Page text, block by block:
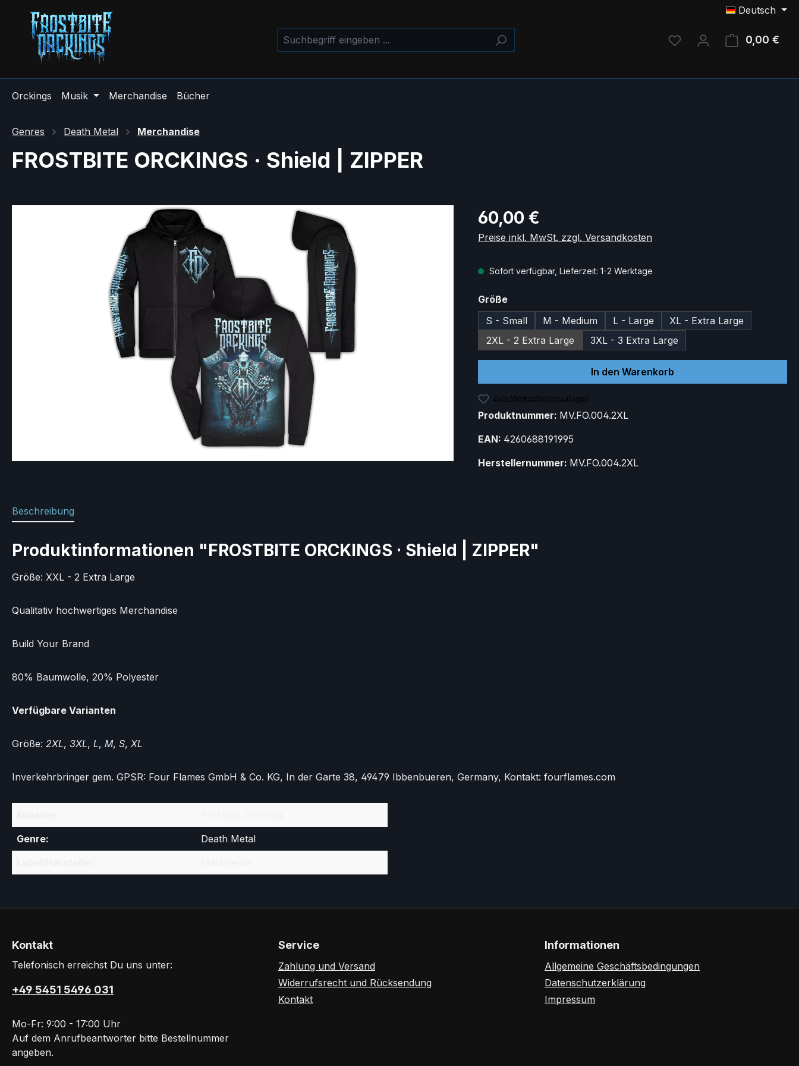
Deutsch
Du hast 0 Produkte auf
0,00 €
Orckings Musik Merchandise Bücher
Genres Death Metal Merchandise
FROSTBITE ORCKINGS · Shield | ZIPPER
Regulärer Preis:
60,00 €
Preise inkl. MwSt. zzgl. Versandkosten
Sofort verfügbar, Lieferzeit: 1-2 Werktage
Größeauswählen
S - Small
M - Medium L - Large
XL - Extra Large
2XL - 2 Extra Large
3XL - 3 Extra Large
In den Warenkorb
Zum Merkzettel hinzufügen
Produktnummer: MV.FO.004.2XL
EAN: 4260688191995
Herstellernummer: MV.FO.004.2XL
Beschreibung
Produktinformationen "FROSTBITE ORCKINGS · Shield | ZIPPER"
Größe: XXL - 2 Extra Large
Qualitativ hochwertiges Merchandise
Build Your Brand
80% Baumwolle, 20% Polyester
Verfügbare Varianten
Größe: 2XL, 3XL, L, M, S, XL
Inverkehrbringer gem. GPSR: Four Flames GmbH & Co. KG, In der Garte 38, 49479 Ibbenbueren, Germany, Kontakt: fourflames.com
Genre:
Death Metal
Kontakt
Telefonisch erreichst Du uns unter:
+49 5451 5496 031
Mo-Fr: 9:00 - 17:00 Uhr
Auf dem Anrufbeantworter bitte Bestellnummer
angeben.
Service
Zahlung und Versand
Widerrufsrecht und Rücksendung
Kontakt
Informationen
Allgemeine Geschäftsbedingungen
Datenschutzerklärung
Impressum